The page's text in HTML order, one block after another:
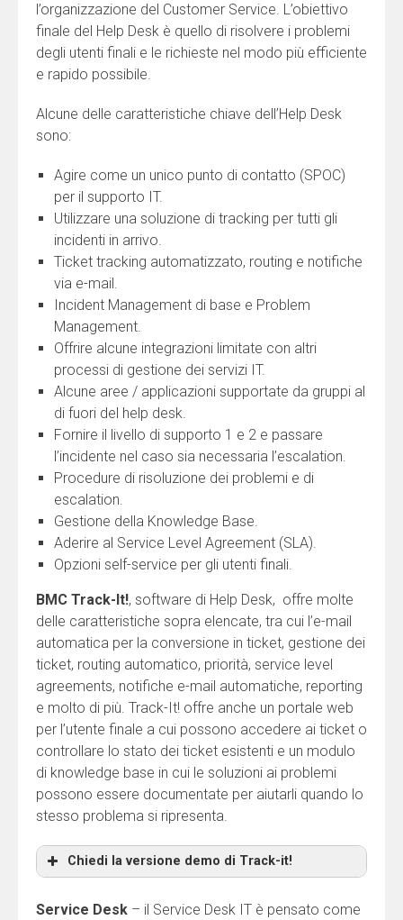
l’organizzazione del Customer Service. L’obiettivo
finale del Help Desk è quello di risolvere i problemi
degli utenti finali e le richieste nel modo più efficiente
e rapido possibile.
Alcune delle caratteristiche chiave dell’Help Desk
sono:
Agire come un unico punto di contatto (SPOC)
per il supporto IT.
Utilizzare una soluzione di tracking per tutti gli
incidenti in arrivo.
Ticket tracking automatizzato, routing e notifiche
via e-mail.
Incident Management di base e Problem
Management.
Offrire alcune integrazioni limitate con altri
processi di gestione dei servizi IT.
Alcune aree / applicazioni supportate da gruppi al
di fuori del help desk.
Fornire il livello di supporto 1 e 2 e passare
l’incidente nel caso sia necessaria l’escalation.
Procedure di risoluzione dei problemi e di
escalation.
Gestione della Knowledge Base.
Aderire al Service Level Agreement (SLA).
Opzioni self-service per gli utenti finali.
BMC Track-It!, software di Help Desk, offre molte
delle caratteristiche sopra elencate, tra cui l’e-mail
automatica per la conversione in ticket, gestione dei
ticket, routing automatico, priorità, service level
agreements, notifiche e-mail automatiche, reporting
e molto di più. Track-It! offre anche un portale web
per l’utente finale a cui possono accedere ai ticket o
controllare lo stato dei ticket esistenti e un modulo
di knowledge base in cui le soluzioni ai problemi
possono essere documentate per aiutarli quando lo
stesso problema si ripresenta.
Chiedi la versione demo di Track-it!
Service Desk – il Service Desk IT è pensato come